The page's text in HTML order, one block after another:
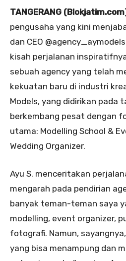
TANGERANG
pengusaha yang kini
dan CEO
kisah perjalanan
sebuah agency yang telah
kekuatan baru di industri
Models, yang didirikan pada
berkembang pesat dengan
utama: Modelling School &
Wedding Organizer.
Ayu S. menceritakan
mengarah pada pendirian
banyak teman-teman saya
modelling, event organizer,
fotografi. Namun,
yang bisa menampung dan